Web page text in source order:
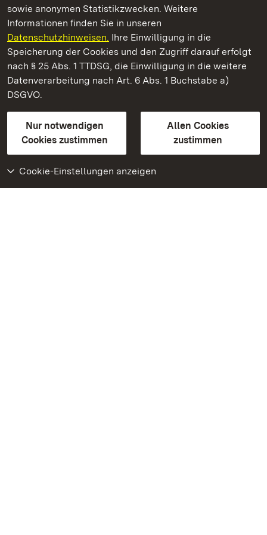
sowie anonymen Statistikzwecken. Weitere
Informationen finden Sie in unseren
Datenschutzhinweisen. Ihre Einwilligung in die
Speicherung der Cookies und den Zugriff darauf erfolgt
nach § 25 Abs. 1 TTDSG, die Einwilligung in die weitere
Datenverarbeitung nach Art. 6 Abs. 1 Buchstabe a)
DSGVO.
Nur notwendigen
Cookies zustimmen
Allen Cookies
zustimmen
Cookie-Einstellungen anzeigen
Residenzschloss Ludwigsburg
Staatliche Schlösser und Gärten Baden-Württemberg
Kontakt
GebärdenspracheLeichte Sprache
Erklärung zur Barrierefreiheit
BITV-konform (geprüfte Seiten)
Weiteres